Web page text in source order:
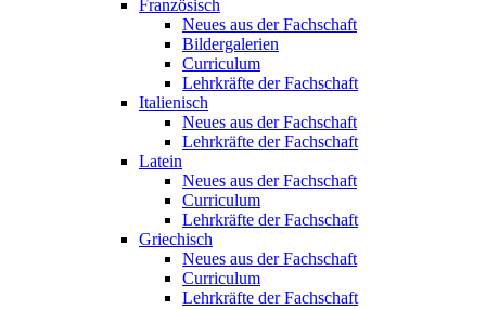
Französisch
Neues aus der Fachschaft
Bildergalerien
Curriculum
Lehrkräfte der Fachschaft
Italienisch
Neues aus der Fachschaft
Lehrkräfte der Fachschaft
Latein
Neues aus der Fachschaft
Curriculum
Lehrkräfte der Fachschaft
Griechisch
Neues aus der Fachschaft
Curriculum
Lehrkräfte der Fachschaft